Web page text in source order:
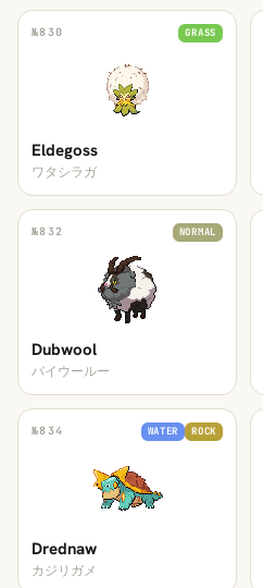
№830 GRASS
Eldegoss
ワタシラガ
№832 NORMAL
Dubwool
バイウールー
№834 WATER ROCK
Drednaw
カジリガメ